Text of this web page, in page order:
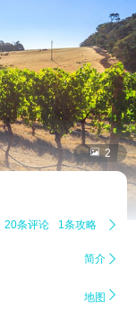
 2
20条评论 1条攻略 
简介 
地图 